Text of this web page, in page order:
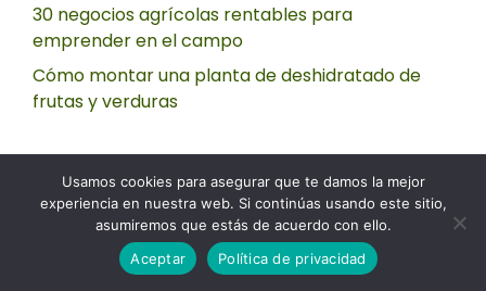
30 negocios agrícolas rentables para
emprender en el campo
Cómo montar una planta de deshidratado de
frutas y verduras
Usamos cookies para asegurar que te damos la mejor
experiencia en nuestra web. Si continúas usando este sitio,
asumiremos que estás de acuerdo con ello.
Aceptar
Política de privacidad